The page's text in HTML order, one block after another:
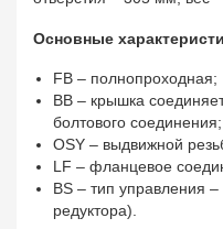
Основные
FB – полнопроходная;
BB – крышка
болтового соединения;
OSY – выдвижной
LF – фланцевое
BS – тип управления
редуктора).